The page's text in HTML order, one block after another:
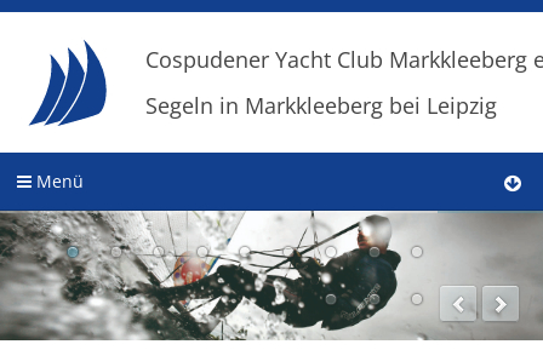
Cospudener Yacht Club Markkleeberg
Segeln in Markkleeberg bei Leipzig
Menü